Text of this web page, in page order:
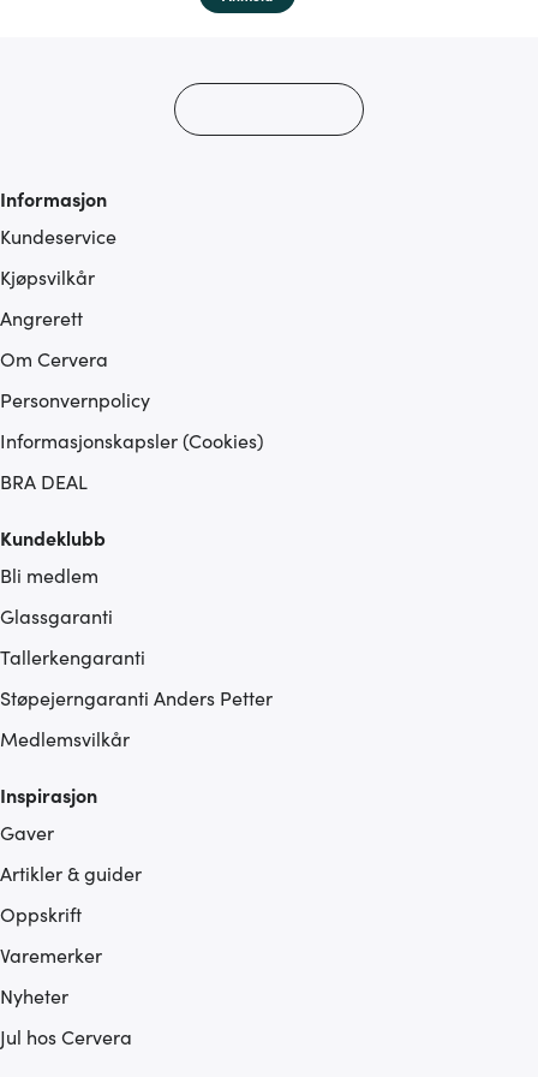
Informasjon
Kundeservice
Kjøpsvilkår
Angrerett
Om Cervera
Personvernpolicy
Informasjonskapsler (Cookies)
BRA DEAL
Kundeklubb
Bli medlem
Glassgaranti
Tallerkengaranti
Støpejerngaranti Anders Petter
Medlemsvilkår
Inspirasjon
Gaver
Artikler & guider
Oppskrift
Varemerker
Nyheter
Jul hos Cervera